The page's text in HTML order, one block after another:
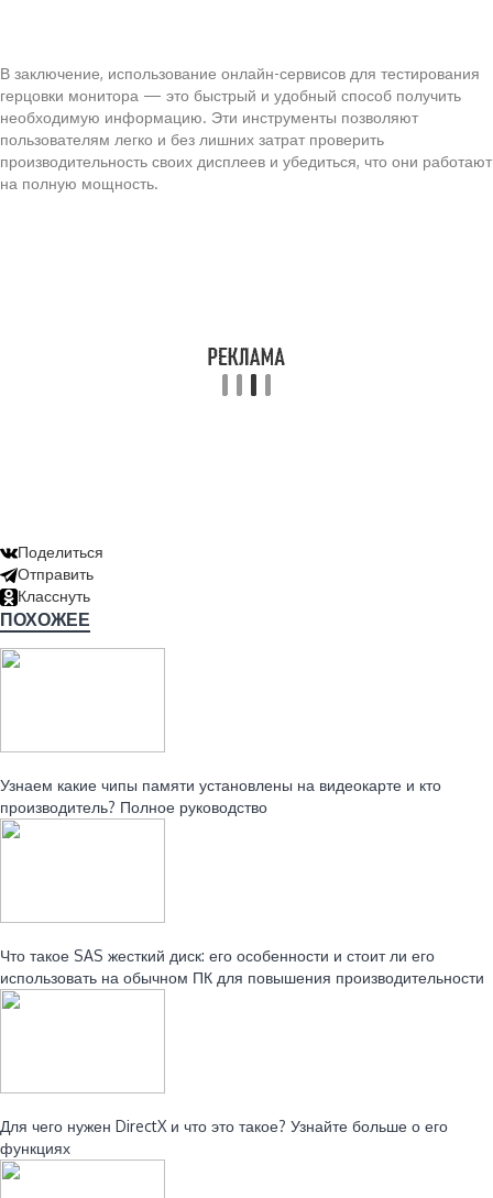
В заключение, использование онлайн-сервисов для тестирования
герцовки монитора — это быстрый и удобный способ получить
необходимую информацию. Эти инструменты позволяют
пользователям легко и без лишних затрат проверить
производительность своих дисплеев и убедиться, что они работают
на полную мощность.
Поделиться
Отправить
Класснуть
ПОХОЖЕЕ
Узнаем какие чипы памяти установлены на видеокарте и кто
производитель? Полное руководство
Что такое SAS жесткий диск: его особенности и стоит ли его
использовать на обычном ПК для повышения производительности
Для чего нужен DirectX и что это такое? Узнайте больше о его
функциях